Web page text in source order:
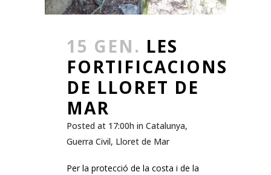
15 GEN. LES
FORTIFICACIONS
DE LLORET DE
MAR
Posted at 17:00h in Catalunya,
Guerra Civil, Lloret de Mar
Per la protecció de la costa i de la